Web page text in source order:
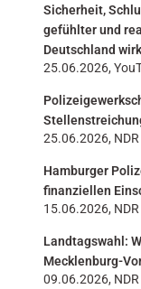
Sicherheit,
gefühlter und
Deutschland
25.06.2026,
25.06.2026, NDR
Hamburger
finanziellen
15.06.2026, NDR
Landtagswahl:
Mecklenburg-
09.06.2026, NDR